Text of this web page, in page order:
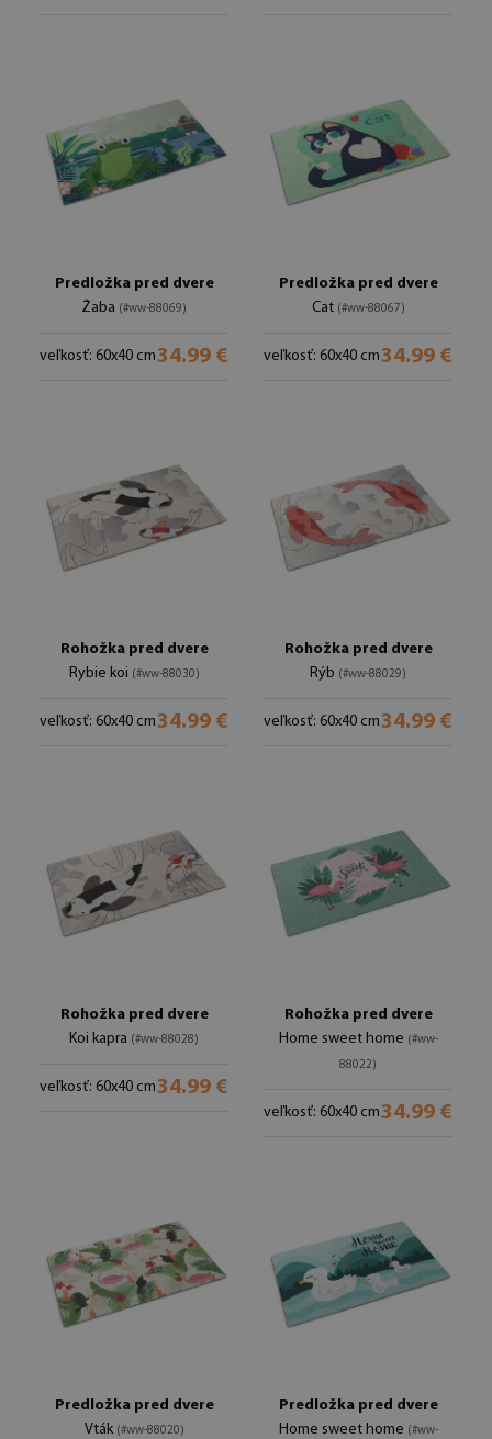
Predložka pred dvere
Žaba (#ww-88069)
veľkosť: 60x40 cm34.99 €
Predložka pred dvere
Cat (#ww-88067)
veľkosť: 60x40 cm34.99 €
Rohožka pred dvere
Rybie koi (#ww-88030)
veľkosť: 60x40 cm34.99 €
Rohožka pred dvere
Rýb (#ww-88029)
veľkosť: 60x40 cm34.99 €
Rohožka pred dvere
Koi kapra (#ww-88028)
veľkosť: 60x40 cm34.99 €
Rohožka pred dvere
Home sweet home (#ww-
88022)
veľkosť: 60x40 cm34.99 €
Predložka pred dvere
Vták (#ww-88020)
Predložka pred dvere
Home sweet home (#ww-